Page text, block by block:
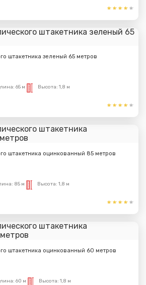
штакетника зеленый 65 метров
65 м Высота: 1,8 м
штакетника оцинкованный 85 метров
85 м Высота: 1,8 м
штакетника оцинкованный 60 метров
60 м Высота: 1,8 м